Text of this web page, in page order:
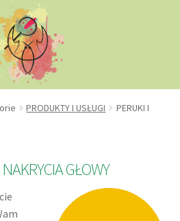
PRODUKTY I USŁUGI
PERUKI I
GŁOWY